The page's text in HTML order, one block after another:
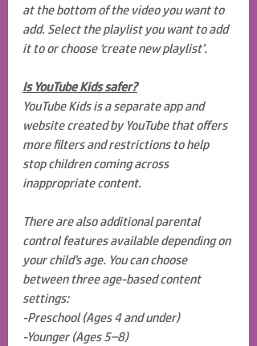
at the bottom of the video you want to
add. Select the playlist you want to add
it to or choose ‘create new playlist’.
Is YouTube Kids safer?
YouTube Kids is a separate app and
website created by YouTube that offers
more filters and restrictions to help
stop children coming across
inappropriate content.
There are also additional parental
control features available depending on
your child’s age. You can choose
between three age-based content
settings:
-Preschool (Ages 4 and under)
-Younger (Ages 5–8)